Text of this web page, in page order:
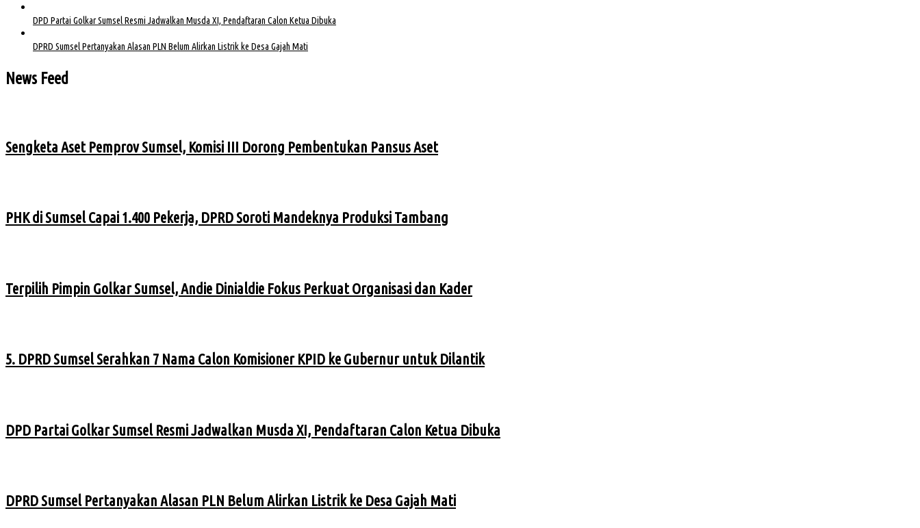
DPD Partai Golkar Sumsel Resmi Jadwalkan Musda XI, Pendaftaran Calon Ketua Dibuka
DPRD Sumsel Pertanyakan Alasan PLN Belum Alirkan Listrik ke Desa Gajah Mati
News Feed
Sengketa Aset Pemprov Sumsel, Komisi III Dorong Pembentukan Pansus Aset
PHK di Sumsel Capai 1.400 Pekerja, DPRD Soroti Mandeknya Produksi Tambang
Terpilih Pimpin Golkar Sumsel, Andie Dinialdie Fokus Perkuat Organisasi dan Kader
5. DPRD Sumsel Serahkan 7 Nama Calon Komisioner KPID ke Gubernur untuk Dilantik
DPD Partai Golkar Sumsel Resmi Jadwalkan Musda XI, Pendaftaran Calon Ketua Dibuka
DPRD Sumsel Pertanyakan Alasan PLN Belum Alirkan Listrik ke Desa Gajah Mati